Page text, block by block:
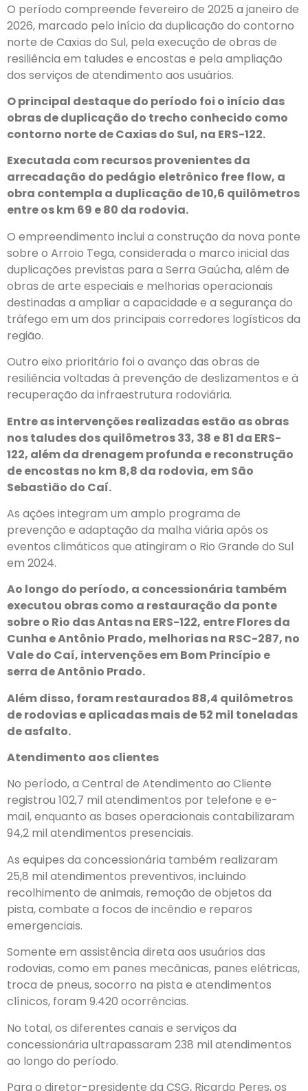
O período compreende fevereiro de 2025 a janeiro de
2026, marcado pelo início da duplicação do contorno
norte de Caxias do Sul, pela execução de obras de
resiliência em taludes e encostas e pela ampliação
dos serviços de atendimento aos usuários.
O principal destaque do período foi o início das
obras de duplicação do trecho conhecido como
contorno norte de Caxias do Sul, na ERS-122.
Executada com recursos provenientes da
arrecadação do pedágio eletrônico free flow, a
obra contempla a duplicação de 10,6 quilômetros
entre os km 69 e 80 da rodovia.
O empreendimento inclui a construção da nova ponte
sobre o Arroio Tega, considerada o marco inicial das
duplicações previstas para a Serra Gaúcha, além de
obras de arte especiais e melhorias operacionais
destinadas a ampliar a capacidade e a segurança do
tráfego em um dos principais corredores logísticos da
região.
Outro eixo prioritário foi o avanço das obras de
resiliência voltadas à prevenção de deslizamentos e à
recuperação da infraestrutura rodoviária.
Entre as intervenções realizadas estão as obras
nos taludes dos quilômetros 33, 38 e 81 da ERS-
122, além da drenagem profunda e reconstrução
de encostas no km 8,8 da rodovia, em São
Sebastião do Caí.
As ações integram um amplo programa de
prevenção e adaptação da malha viária após os
eventos climáticos que atingiram o Rio Grande do Sul
em 2024.
Ao longo do período, a concessionária também
executou obras como a restauração da ponte
sobre o Rio das Antas na ERS-122, entre Flores da
Cunha e Antônio Prado, melhorias na RSC-287, no
Vale do Caí, intervenções em Bom Princípio e
serra de Antônio Prado.
Além disso, foram restaurados 88,4 quilômetros
de rodovias e aplicadas mais de 52 mil toneladas
de asfalto.
Atendimento aos clientes
No período, a Central de Atendimento ao Cliente
registrou 102,7 mil atendimentos por telefone e e-
mail, enquanto as bases operacionais contabilizaram
94,2 mil atendimentos presenciais.
As equipes da concessionária também realizaram
25,8 mil atendimentos preventivos, incluindo
recolhimento de animais, remoção de objetos da
pista, combate a focos de incêndio e reparos
emergenciais.
Somente em assistência direta aos usuários das
rodovias, como em panes mecânicas, panes elétricas,
troca de pneus, socorro na pista e atendimentos
clínicos, foram 9.420 ocorrências.
No total, os diferentes canais e serviços da
concessionária ultrapassaram 238 mil atendimentos
ao longo do período.
Para o diretor-presidente da CSG, Ricardo Peres, os